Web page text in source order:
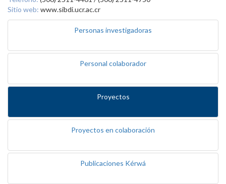
Sitio web: www.sibdi.ucr.ac.cr
Personas investigadoras
Personal colaborador
Proyectos
Proyectos en colaboración
Publicaciones Kérwá